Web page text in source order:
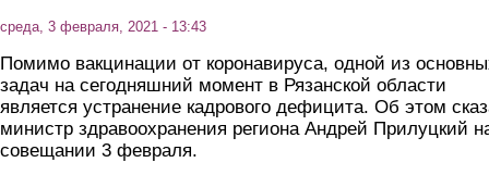
среда, 3 февраля, 2021 - 13:43
Помимо вакцинации от коронавируса, одной из
задач на сегодняшний момент в Рязанской области
является устранение кадрового дефицита. Об этом
министр здравоохранения региона Андрей Прилуцкий
совещании 3 февраля.